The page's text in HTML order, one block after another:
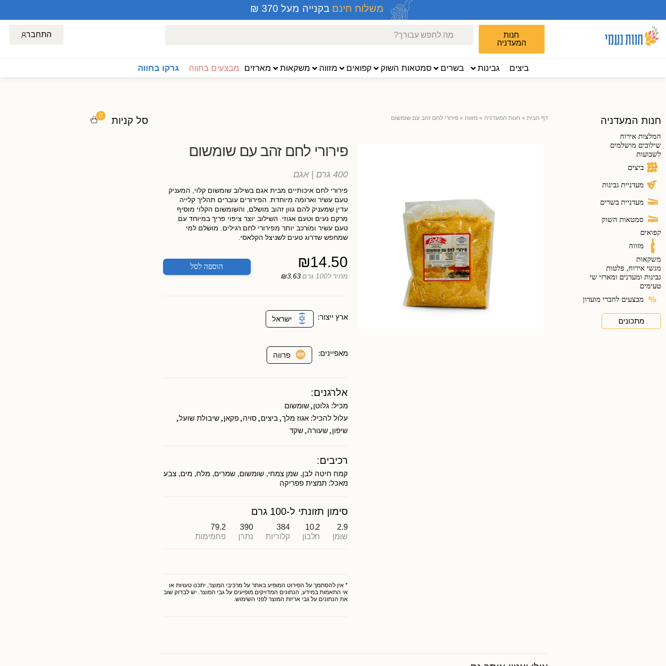
משלוח חינם בקנייה מעל 370 ₪
חנות
המעדניה
התחבר
ביצים גבינות בשרים סמטאות השוק קפואים מזווה משקאות מארזים מבצעים בחווה גרקו בחווה
חנות המעדניה
המלצות אירוח
שילובים מושלמים
לשבועות
ביצים
מעדניית גבינות
מעדניית בשרים
סמטאות השוק
קפואים
מזווה
משקאות
מגשי אירוח, פלטות
גבינות ומעדנים ומארזי שי
טעימים
מבצעים לחברי מועדון
מתכונים
דף הבית » חנות המעדניה »מזווה »פירורי לחם זהב עם שומשום
פירורי לחם זהב עם שומשום
400 גרם | אגם
פירורי לחם איכותיים מבית אגם בשילוב שומשום קלוי, המעניק
טעם עשיר וארומה מיוחדת. הפירורים עוברים תהליך קלייה
עדין שמעניק להם גוון זהוב מושלם, והשומשום הקלוי מוסיף
מרקם נעים וטעם אגוזי. השילוב יוצר ציפוי פריך במיוחד עם
טעם עשיר ומורכב יותר מפירורי לחם רגילים. מושלם למי
שמחפש שדרוג טעים לשניצל הקלאסי.
₪14.50
מחיר ל100 גרם ₪3.63
הוספה לסל
ארץ ייצור: ישראל
מאפיינים: פרווה
אלרגנים:
מכיל: גלוטן,שומשום
עלול להכיל: אגוז מלך,ביצים, סויה,פקאן,שיבולת שועל,
שיפון,שעורה,שקד
רכיבים:
קמח חיטה לבן, שמן צמחי, שומשום, שמרים, מלח, מים, צבע
מאכל: תמצית פפריקה
סימון תזונתי ל-100 גרם
2.9
שומן
10.2
חלבון
384
קלוריות
390
נתרן
79.2
פחמימות
* אין להסתמך על הפירוט המופיע באתר על מרכיבי המוצר, יתכנו טעויות או
אי התאמות במידע, הנתונים המדויקים מופיעים על גבי המוצר. יש לבדוק שוב
את הנתונים על גבי אריזת המוצר לפני השימוש.
סל קניות 0